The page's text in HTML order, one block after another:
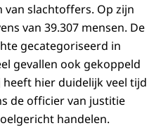
slachtoffers. Op zijn
van 39.307 mensen. De
gecategoriseerd in
gevallen ook gekoppeld
heeft hier duidelijk veel tijd
de officier van justitie
handelen.